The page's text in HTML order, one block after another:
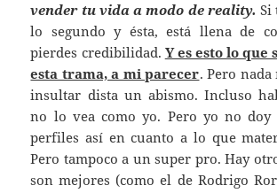
vender tu vida a modo de reality. Si
lo segundo y ésta, está llena de
pierdes credibilidad. Y es esto lo que
esta trama, a mi parecer. Pero
insultar dista un abismo. Incluso
no lo vea como yo. Pero yo no doy
perfiles así en cuanto a lo que
Pero tampoco a un super pro. Hay
son mejores (como el de Rodrigo